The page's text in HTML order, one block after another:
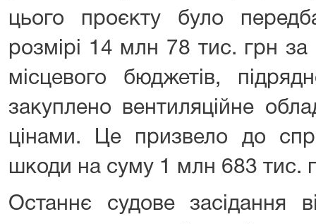
цього проєкту було
розмірі 14 млн 78 тис. грн
місцевого бюджетів,
закуплено вентиляційне
цінами. Це призвело до
шкоди на суму 1 млн 683 тис.
Останнє судове засідання